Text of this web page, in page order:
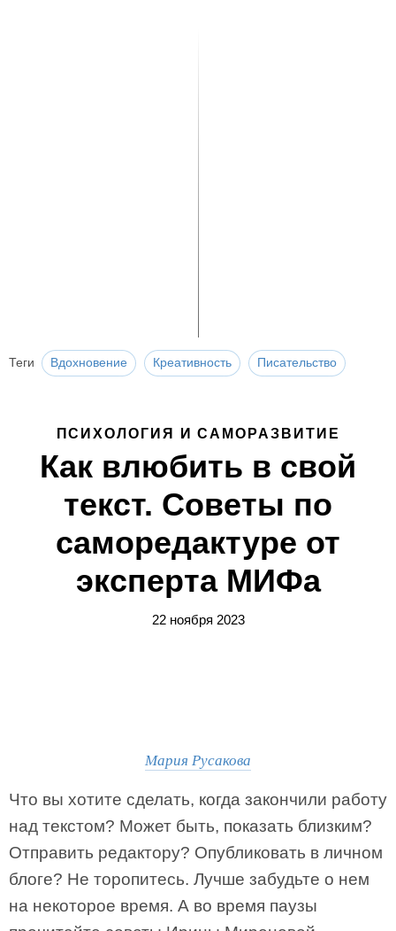
Теги Вдохновение Креативность Писательство
ПСИХОЛОГИЯ И САМОРАЗВИТИЕ
Как влюбить в свой
текст. Советы по
саморедактуре от
эксперта МИФа
22 ноября 2023
Мария Русакова
Что вы хотите сделать, когда закончили работу
над текстом? Может быть, показать близким?
Отправить редактору? Опубликовать в личном
блоге? Не торопитесь. Лучше забудьте о нем
на некоторое время. А во время паузы